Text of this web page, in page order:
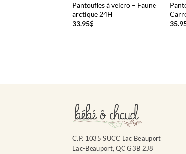
Pantoufles à velcro – Faune
arctique 24H
33.95$
C.P. 1035 SUCC Lac Beauport
Lac-Beauport, QC G3B 2J8